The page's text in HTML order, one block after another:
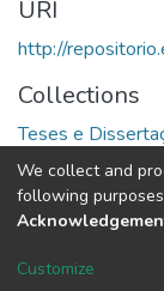
URI
http://
Collections
Teses e
Full item
DSpace
We collect and
following
Customize